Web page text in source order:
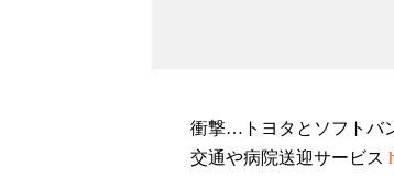
衝撃…トヨタとソフトバ
交通や病院送迎サービス